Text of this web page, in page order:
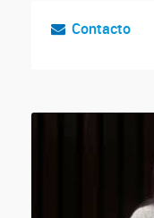
Contacto